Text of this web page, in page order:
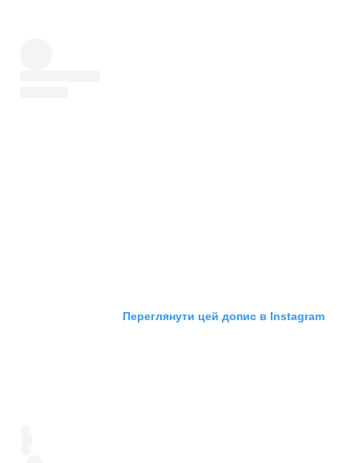
Переглянути цей допис в Instagram